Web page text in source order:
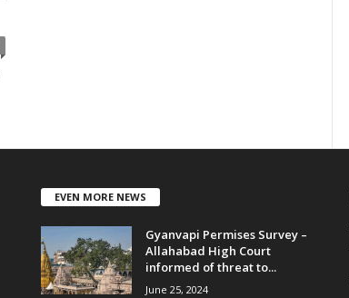
EVEN MORE NEWS
Gyanvapi Permises Survey –
Allahabad High Court
informed of threat to...
June 25, 2024